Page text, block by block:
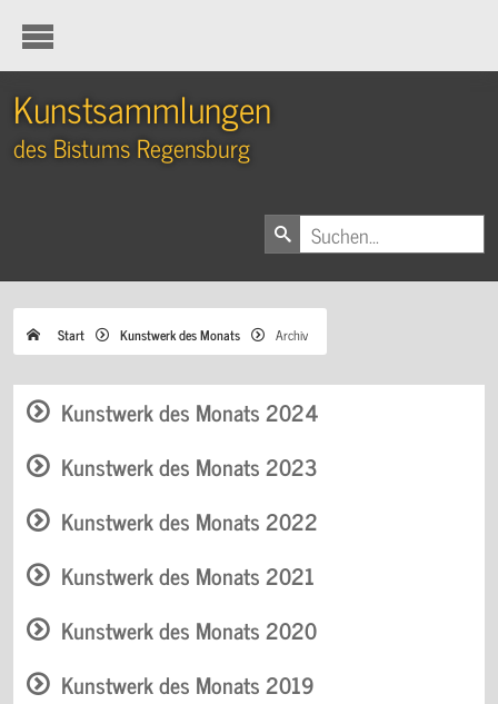
Kunstsammlungen
des Bistums Regensburg
Start Kunstwerk des Monats Archiv
Kunstwerk des Monats 2024
Kunstwerk des Monats 2023
Kunstwerk des Monats 2022
Kunstwerk des Monats 2021
Kunstwerk des Monats 2020
Kunstwerk des Monats 2019